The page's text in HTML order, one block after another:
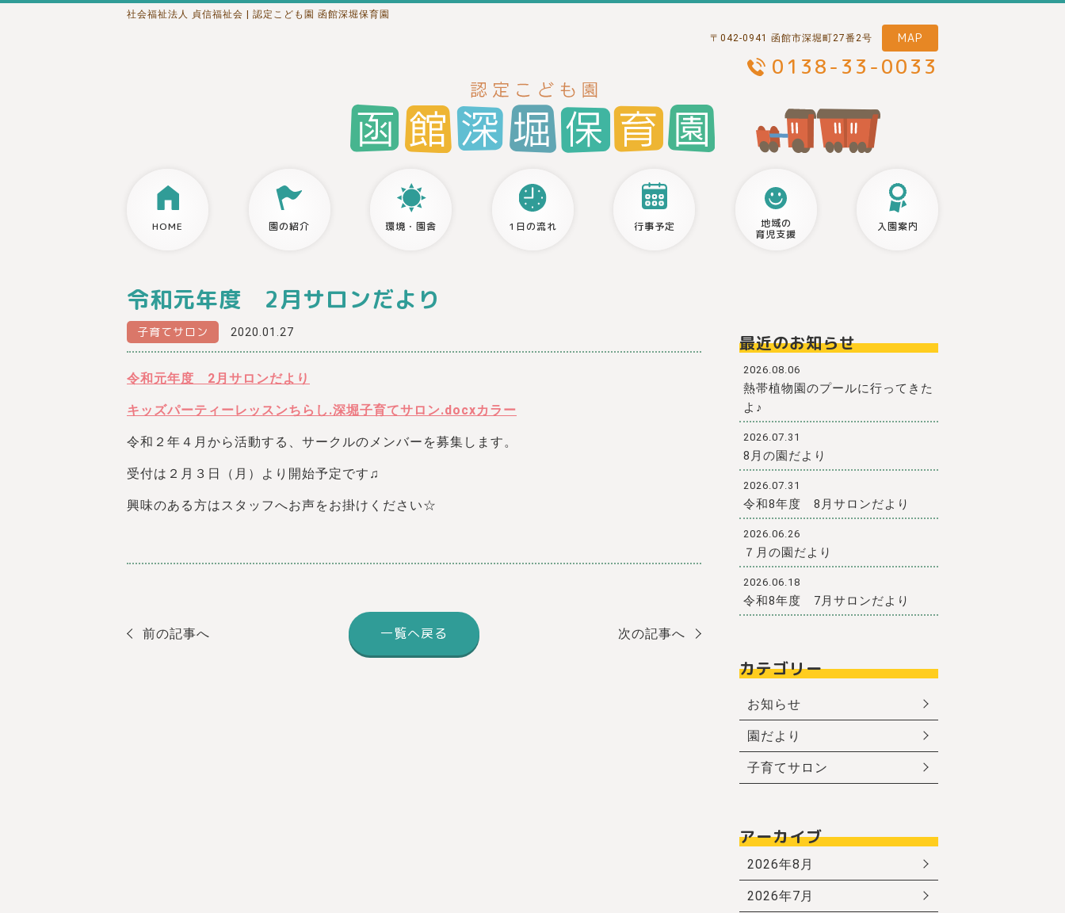
社会福祉法人 貞信福祉会 | 認定こども園 函館深堀保育園
〒042-0941 函館市深堀町27番2号 MAP
0138-33-0033
HOME 園の紹介 環境・園舎 1日の流れ 行事予定
地域の
育児支援
入園案内
令和元年度 2月サロンだより
子育てサロン 2020.01.27
令和元年度 2月サロンだより
キッズパーティーレッスンちらし.深堀子育てサロン.docxカラー
令和２年４月から活動する、サークルのメンバーを募集します。
受付は２月３日（月）より開始予定です♫
興味のある方はスタッフへお声をお掛けください☆
前の記事へ 一覧へ戻る 次の記事へ
最近のお知らせ
2026.08.06
熱帯植物園のプールに行ってきた
よ♪
2026.07.31
8月の園だより
2026.07.31
令和8年度 8月サロンだより
2026.06.26
７月の園だより
2026.06.18
令和8年度 7月サロンだより
カテゴリー
お知らせ
園だより
子育てサロン
アーカイブ
2026年8月
2026年7月